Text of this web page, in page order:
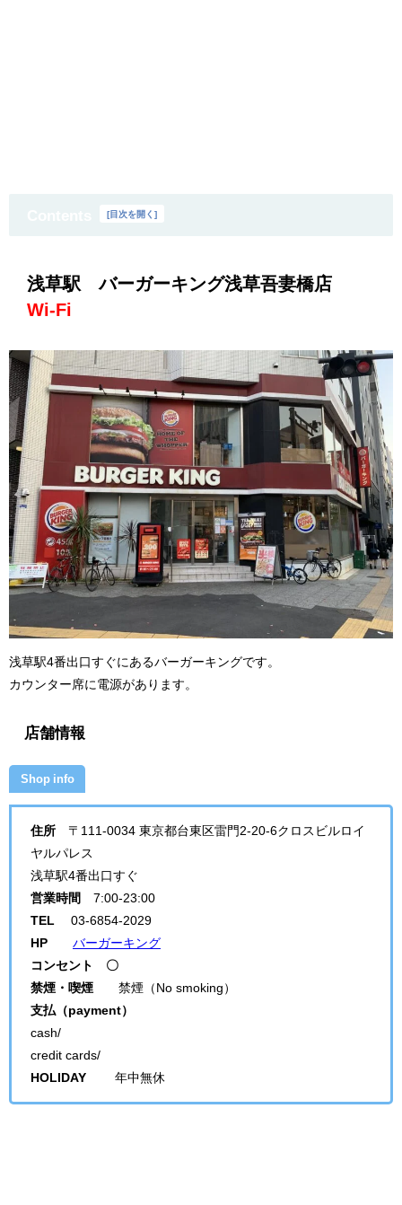
[目次を開く ]
浅草駅 バーガーキング浅草吾妻橋店
Wi-Fi
浅草駅4番出口すぐにあるバーガーキングです。
カウンター席に電源があります。
店舗情報
Shop info
住所 〒111-0034 東京都台東区雷門2-20-6クロスビルロイ
ヤルパレス
浅草駅4番出口すぐ
営業時間
7:00-23:00
TEL 03-6854-2029
HP
バーガーキング
コンセント 〇
禁煙・喫煙 禁煙（No smoking）
支払（payment）
cash/
credit cards/
HOLIDAY 年中無休